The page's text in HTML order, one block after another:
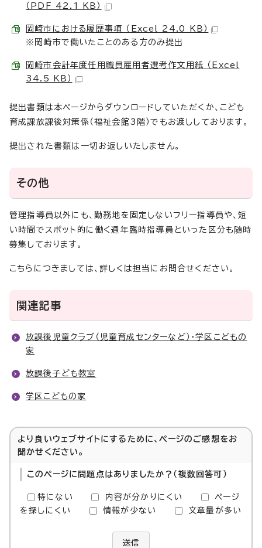
（PDF 42.1 KB）
岡崎市における履歴事項 （Excel 24.0 KB）
※岡崎市で働いたことのある方のみ提出
岡崎市会計年度任用職員雇用者選考作文用紙 （Excel
34.5 KB）
提出書類は本ページからダウンロードしていただくか、こども
育成課放課後対策係（福祉会館3階）でもお渡ししております。
提出された書類は一切お返しいたしません。
その他
管理指導員以外にも、勤務地を固定しないフリー指導員や、短
い時間でスポット的に働く通年臨時指導員といった区分も随時
募集しております。
こちらにつきましては、詳しくは担当にお問合せください。
関連記事
放課後児童クラブ（児童育成センターなど）・学区こどもの
家
放課後子ども教室
学区こどもの家
より良いウェブサイトにするために、ページのご感想をお
聞かせください。
このページに問題点はありましたか？（複数回答可）
特にない 内容が分かりにくい
ページ
を探しにくい
情報が少ない 文章量が多い
送信